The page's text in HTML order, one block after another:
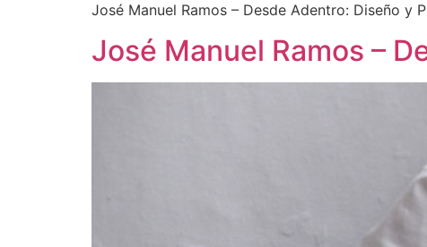
José Manuel Ramos – Desde Adentro: Diseño y
José Manuel Ramos –